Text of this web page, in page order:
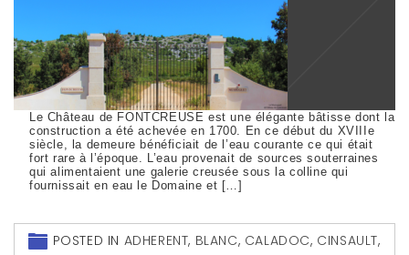
Le Château de FONTCREUSE est une élégante bâtisse dont la
construction a été achevée en 1700. En ce début du XVIIIe
siècle, la demeure bénéficiait de l’eau courante ce qui était
fort rare à l’époque. L’eau provenait de sources souterraines
qui alimentaient une galerie creusée sous la colline qui
fournissait en eau le Domaine et […]
POSTED IN ADHERENT, BLANC, CALADOC, CINSAULT,